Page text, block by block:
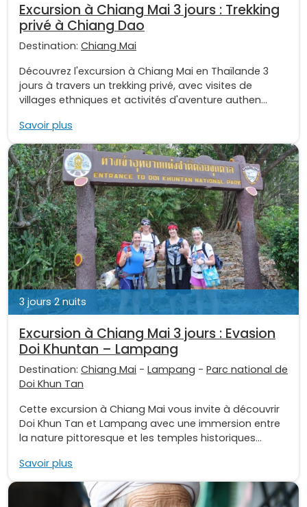
Excursion à Chiang Mai 3 jours : Trekking
privé à Chiang Dao
Destination: Chiang Mai
Découvrez l'excursion à Chiang Mai en Thaïlande 3
jours à travers un trekking privé, avec visites de
villages ethniques et activités d'aventure authen...
Savoir plus
3 jours 2 nuits
Excursion à Chiang Mai 3 jours : Evasion
Doi Khuntan – Lampang
Destination: Chiang Mai - Lampang - Parc national de
Doi Khun Tan
Cette excursion à Chiang Mai vous invite à découvrir
Doi Khun Tan et Lampang avec une immersion entre
la nature pittoresque et les temples historiques...
Savoir plus